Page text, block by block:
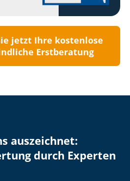
jetzt Ihre kostenlose
Erstberatung
auszeichnet:
durch Experten